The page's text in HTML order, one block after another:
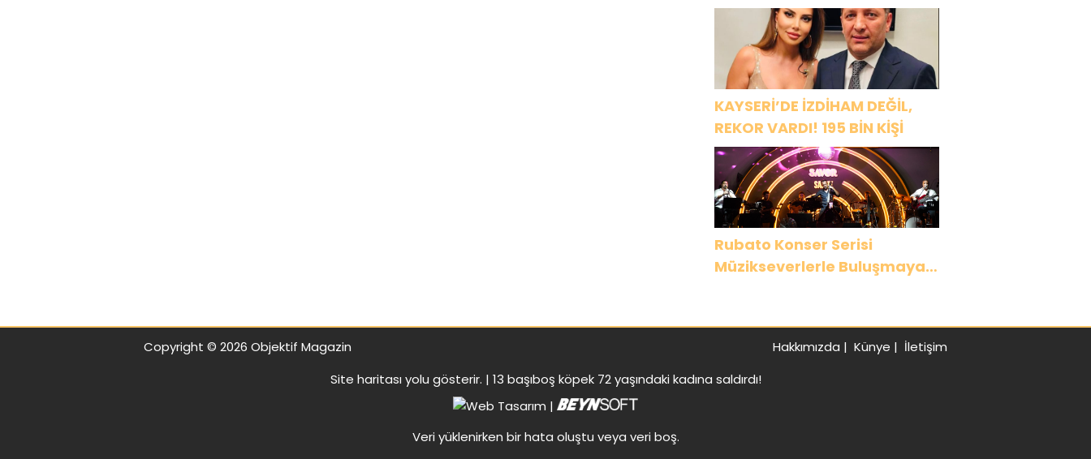
HARBİYE’DE BÜYÜK ALKIŞ
KAYSERİ’DE İZDİHAM DEĞİL,
REKOR VARDI! 195 BİN KİŞİ
Rubato Konser Serisi
Müzikseverlerle Buluşmaya
Copyright © 2026 Objektif Magazin Hakkımızda | Künye | İletişim
Site haritası yolu gösterir. | 13 başıboş köpek 72 yaşındaki kadına saldırdı!
|
Veri yüklenirken bir hata oluştu veya veri boş.